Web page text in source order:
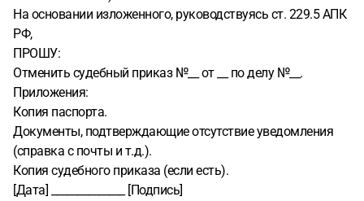
На основании изложенного, руководствуясь ст. 229.5 АПК
РФ,
ПРОШУ:
Отменить судебный приказ №__ от __ по делу №__.
Приложения:
Копия паспорта.
Документы, подтверждающие отсутствие уведомления
(справка с почты и т.д.).
Копия судебного приказа (если есть).
[Дата] ______________ [Подпись]